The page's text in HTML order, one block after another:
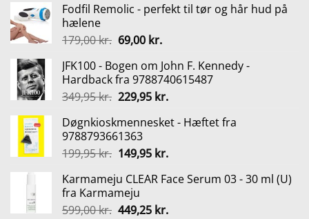
var:
er:
Fodfil Remolic - perfekt til tør og hår hud på
hælene
179,00kr. Den
pris
var:
179,00 kr..
69,00 kr.Den
pris
er:
69,00 kr..
JFK100 - Bogen om John F. Kennedy -
Hardback fra 9788740615487
349,95kr. Den
pris
var:
349,95 kr..
229,95 kr.Den
pris
229,95 kr..
Døgnkioskmennesket - Hæftet fra
9788793661363
199,95kr. Den
pris
var:
199,95 kr..
149,95 kr.Den
pris
149,95 kr..
Karmameju CLEAR Face Serum 03 - 30 ml (U)
fra Karmameju
599,00kr. Den
449,25 kr.Den